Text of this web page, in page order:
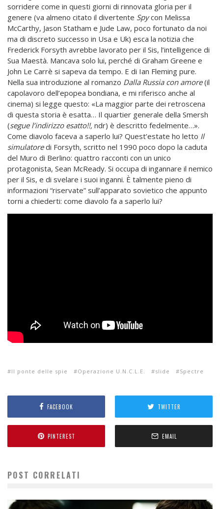
sorridere come in questi giorni di rinnovata gloria per il
genere (va almeno citato il divertente Spycon Melissa
McCarthy, Jason Statham e Jude Law, poco fortunato da noi
ma di discreto successo in Usa e Uk) esca la notizia che
Frederick Forsyth avrebbe lavorato per il Sis, l’intelligence di
Sua Maestà. Mancava solo lui, perché di Graham Greene e
John Le Carrè si sapeva da tempo. E di Ian Fleming pure.
Nella sua introduzione al romanzo Dalla Russia con amore(il
capolavoro dell’epopea bondiana, e mi riferisco anche al
cinema) si legge questo: «La maggior parte dei retroscena
di questa storia è esatta… Il quartier generale della Smersh
(segue l’indirizzo esatto!!, ndr) è descritto fedelmente…».
Come diavolo faceva a saperlo lui? Quest’estate ho letto Il
simulatoredi Forsyth, scritto nel 1990 poco dopo la caduta
del Muro di Berlino: quattro racconti con un unico
protagonista, Sean McReady. Si occupa di ingannare il nemico
per il Sis, e di svelare i suoi inganni. È talmente pieno di
informazioni “riservate” sull’apparato sovietico che appunto
torni a chiederti: come diavolo fa a saperlo lui?
Il ponte delle spie Operazione U.N.C.L.E. slide Spectre
FACEBOOK TWITTER
PINTEREST EMAIL
POST CORRELATI